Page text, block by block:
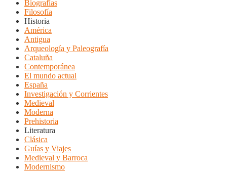
Biografías
Filosofía
Historia
América
Antigua
Arqueología y Paleografía
Cataluña
Contemporánea
El mundo actual
España
Investigación y Corrientes
Medieval
Moderna
Prehistoria
Literatura
Clásica
Guías y Viajes
Medieval y Barroca
Modernismo